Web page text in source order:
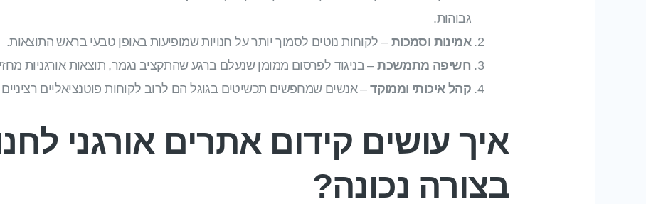
גבוהות.
אמינות וסמכות – לקוחות נוטים לסמוך יותר על חנויות שמופיעות באופן טבעי בראש התוצאות.
חשיפה מתמשכת– בניגוד לפרסום ממומן שנעלם ברגע שהתקציב נגמר, תוצאות אורגניות
קהל איכותי וממוקד– אנשים שמחפשים תכשיטים בגוגל הם לרוב לקוחות פוטנציאליים רציניים
איך עושים קידום אתרים אורגני
בצורה נכונה?